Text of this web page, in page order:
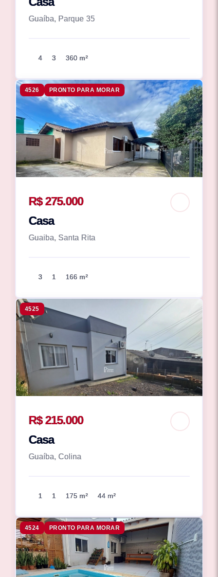
Guaíba, Parque 35
4 3 360 m²
4526 PRONTO PARA MORAR
R$ 275.000
Casa
Guaiba, Santa Rita
3 1 166 m²
4525
R$ 215.000
Casa
Guaíba, Colina
1 1 175 m² 44 m²
4524 PRONTO PARA MORAR